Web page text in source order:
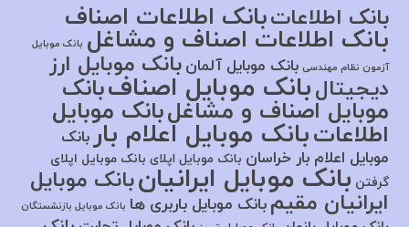
بانک اطلاعاتبانک اطلاعات اصناف
بانک اطلاعات اصناف و مشاغل بانک موبایل
آزمون نظام مهندسی بانک موبایل آلمان بانک موبایل ارز
دیجیتالبانک موبایل اصنافبانک
موبایل اصناف و مشاغلبانک موبایل
اطلاعاتبانک موبایل اعلام بار بانک
موبایل اعلام بار خراسان بانک موبایل اپلای بانک موبایل اپلای
گرفتن بانک موبایل ایرانیانبانک موبایل
ایرانیان مقیم بانک موبایل باربری ها بانک موبایل بازنشستگان